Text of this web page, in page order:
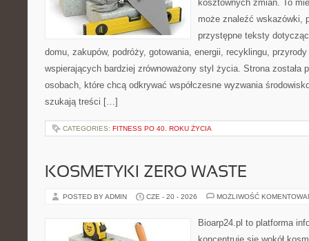
kosztownych zmian. To
może znaleźć wskazówki,
przystępne teksty
domu, zakupów, podróży, gotowania, energii, recyklingu,
wspierających bardziej zrównoważony styl życia. Strona została
osobach, które chcą odkrywać współczesne wyzwania
szukają treści […]
CATEGORIES: FITNESS PO 40. ROKU ŻYCIA
KOSMETYKI ZERO WASTE
POSTED BY ADMIN CZE - 20 - 2026 MOŻLIWOŚĆ
Bioarp24.pl to platforma